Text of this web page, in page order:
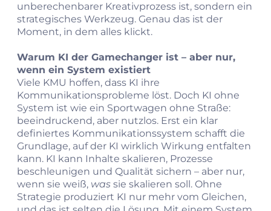
unberechenbarer Kreativprozess ist, sondern ein
strategisches Werkzeug. Genau das ist der
Moment, in dem alles klickt.
Warum KI der Gamechanger ist – aber nur,
wenn ein System existiert
Viele KMU hoffen, dass KI ihre
Kommunikationsprobleme löst. Doch KI ohne
System ist wie ein Sportwagen ohne Straße:
beeindruckend, aber nutzlos. Erst ein klar
definiertes Kommunikationssystem schafft die
Grundlage, auf der KI wirklich Wirkung entfalten
kann. KI kann Inhalte skalieren, Prozesse
beschleunigen und Qualität sichern – aber nur,
wenn sie weiß, was sie skalieren soll. Ohne
Strategie produziert KI nur mehr vom Gleichen,